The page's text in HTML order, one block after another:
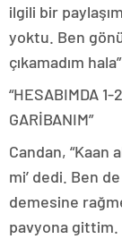
ilgili bir
yoktu. Ben
çıkamadım
“HESABIMDA 1-
GARİBANIM”
Candan, “Kaan
mi’ dedi. Ben
demesine
pavyona gittim.